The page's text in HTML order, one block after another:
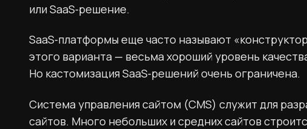
или SaaS‑решение.
SaaS‑платформы еще часто называют
этого варианта — весьма хороший уровень
Но кастомизация SaaS‑решений очень ограничена.
Система управления сайтом (CMS) служит для
сайтов. Много небольших и средних сайтов